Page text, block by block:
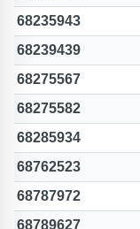
68235943
68239439
68275567
68275582
68285934
68762523
68787972
68789627